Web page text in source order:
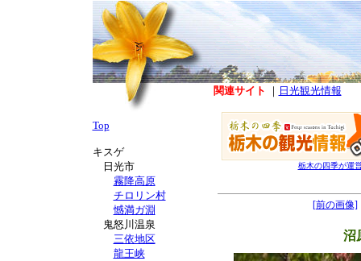
関連サイト ｜ 日光観光情報
栃木の四季が運
[前の画像]
沼
Top
キスゲ
日光市
霧降高原
チロリン村
憾満ガ淵
鬼怒川温泉
三依地区
龍王峡